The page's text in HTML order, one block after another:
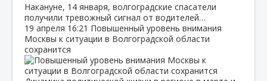
Накануне, 14 января, волгоградские спасатели
получили тревожный сигнал от водителей…
19 апреля 16:21 Повышенный уровень внимания
Москвы к ситуации в Волгоградской области
сохранится